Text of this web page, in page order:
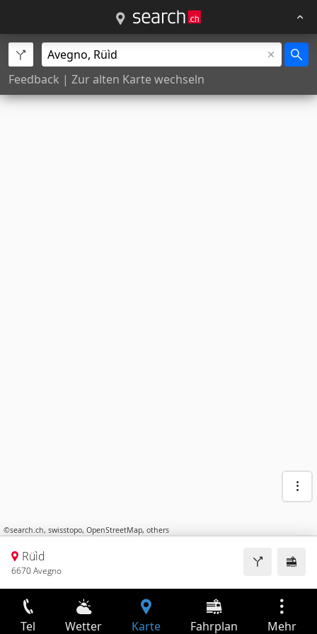
Feedback | Zur alten Karte wechseln
©search.ch, swisstopo, OpenStreetMap, others
Rüìd
6670 Avegno
Tel Wetter Karte Fahrplan Mehr